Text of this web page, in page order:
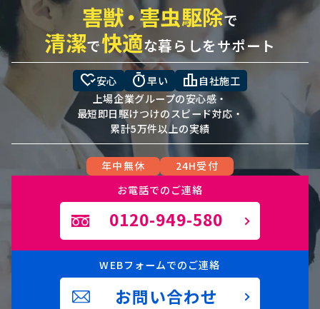
害獣・害虫駆除で
清潔で快適な暮らしをサポート
heart_check安心 timer早い leaderboard 自社施工
上場企業グループの安心感・
最短即日駆けつけのスピード対応・
累計5万件以上の実績
年中無休
24H受付
お電話でのご連絡
0120-949-580
WEBフォームでのご連絡
お問い合わせ